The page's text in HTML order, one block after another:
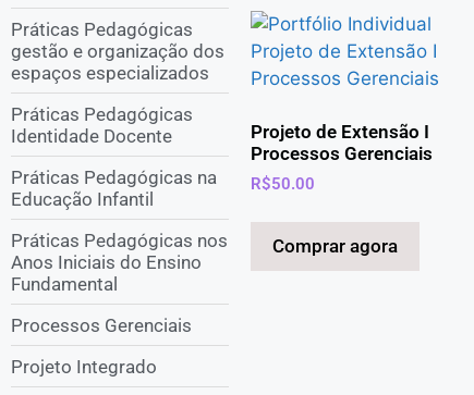
Práticas Pedagógicas
gestão e organização dos
espaços especializados
Práticas Pedagógicas
Identidade Docente
Práticas Pedagógicas na
Educação Infantil
Práticas Pedagógicas nos
Anos Iniciais do Ensino
Fundamental
Processos Gerenciais
Projeto Integrado
Projeto de Extensão I
Processos Gerenciais
R$50.00
Comprar agora